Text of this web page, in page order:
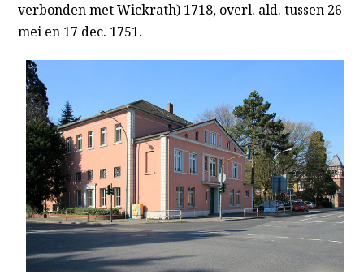
verbonden met Wickrath) 1718, overl. ald. tussen 26
mei en 17 dec. 1751.